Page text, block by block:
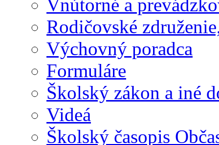
Vnútorné a
Rodičovské
Výchovný poradca
Formuláre
Školský zákon a iné
Videá
Školský časopis